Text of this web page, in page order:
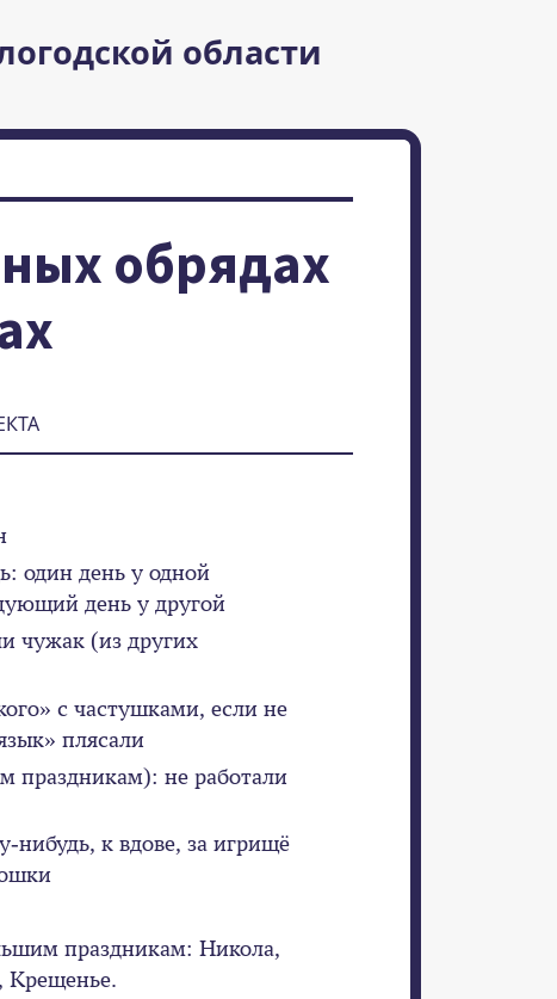
области
обрядах
один день у одной
день у другой
чужак (из других
с частушками, если не
плясали
не работали
нибудь, к вдове, за игрищё
праздникам: Никола,
Крещенье.